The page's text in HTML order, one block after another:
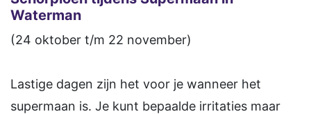
Waterman
(24 oktober t/m 22 november)
Lastige dagen zijn het voor je wanneer het
supermaan is. Je kunt bepaalde irritaties maar